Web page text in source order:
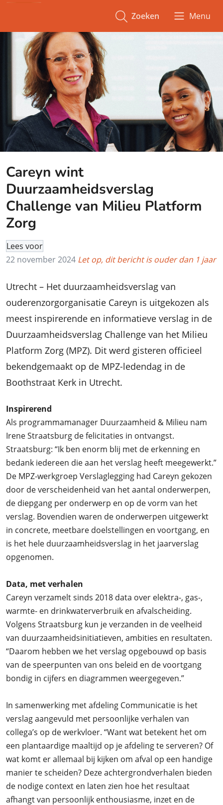
Zoeken Menu
Careyn wint
Duurzaamheidsverslag
Challenge van Milieu Platform
Zorg
Lees voor
22 november 2024 Let op, dit bericht is ouder dan 1 jaar
Utrecht – Het duurzaamheidsverslag van
ouderenzorgorganisatie Careyn is uitgekozen als
meest inspirerende en informatieve verslag in de
Duurzaamheidsverslag Challenge van het Milieu
Platform Zorg (MPZ). Dit werd gisteren officieel
bekendgemaakt op de MPZ-ledendag in de
Boothstraat Kerk in Utrecht.
Inspirerend
Als programmamanager Duurzaamheid & Milieu nam
Irene Straatsburg de felicitaties in ontvangst.
Straatsburg: “Ik ben enorm blij met de erkenning en
bedank iedereen die aan het verslag heeft meegewerkt.”
De MPZ-werkgroep Verslaglegging had Careyn gekozen
door de verscheidenheid van het aantal onderwerpen,
de diepgang per onderwerp en op de vorm van het
verslag. Bovendien waren de onderwerpen uitgewerkt
in concrete, meetbare doelstellingen en voortgang, en
is het hele duurzaamheidsverslag in het jaarverslag
opgenomen.
Data, met verhalen
Careyn verzamelt sinds 2018 data over elektra-, gas-,
warmte- en drinkwaterverbruik en afvalscheiding.
Volgens Straatsburg kun je verzanden in de veelheid
van duurzaamheidsinitiatieven, ambities en resultaten.
“Daarom hebben we het verslag opgebouwd op basis
van de speerpunten van ons beleid en de voortgang
bondig in cijfers en diagrammen weergegeven.”
In samenwerking met afdeling Communicatie is het
verslag aangevuld met persoonlijke verhalen van
collega’s op de werkvloer. “Want wat betekent het om
een plantaardige maaltijd op je afdeling te serveren? Of
wat komt er allemaal bij kijken om afval op een handige
manier te scheiden? Deze achtergrondverhalen bieden
de nodige context en laten zien hoe het resultaat
afhangt van persoonlijk enthousiasme, inzet en de